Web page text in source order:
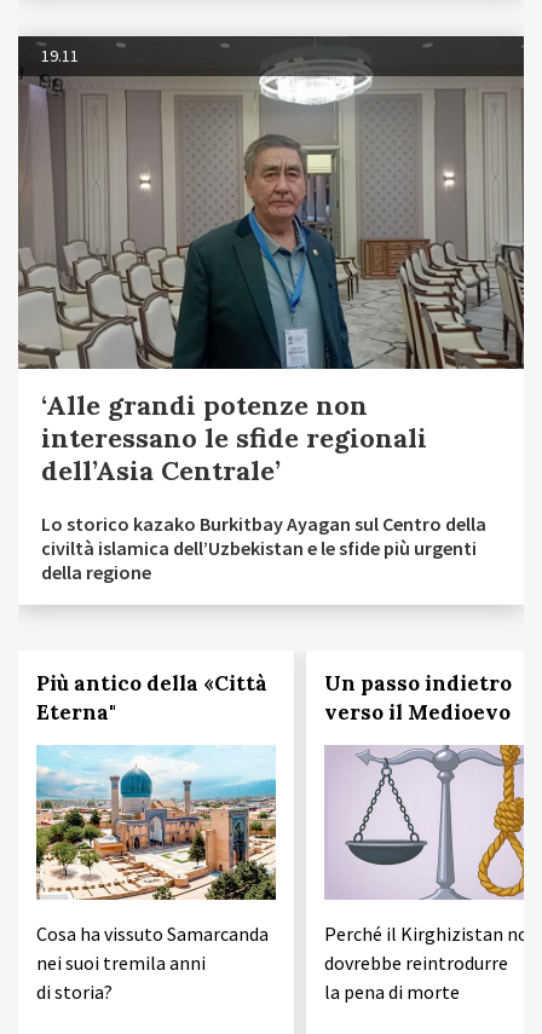
19.11
‘Alle grandi potenze non
interessano le sfide regionali
dell’Asia Centrale’
Lo storico kazako Burkitbay Ayagan sul Centro della
civiltà islamica dell’Uzbekistan e le sfide più urgenti
della regione
Più antico della «Città
Eterna"
Cosa ha vissuto Samarcanda
nei suoi tremila anni
di storia?
Un passo indietro
verso il Medioevo
Perché il Kirghizistan non
dovrebbe reintrodurre
la pena di morte